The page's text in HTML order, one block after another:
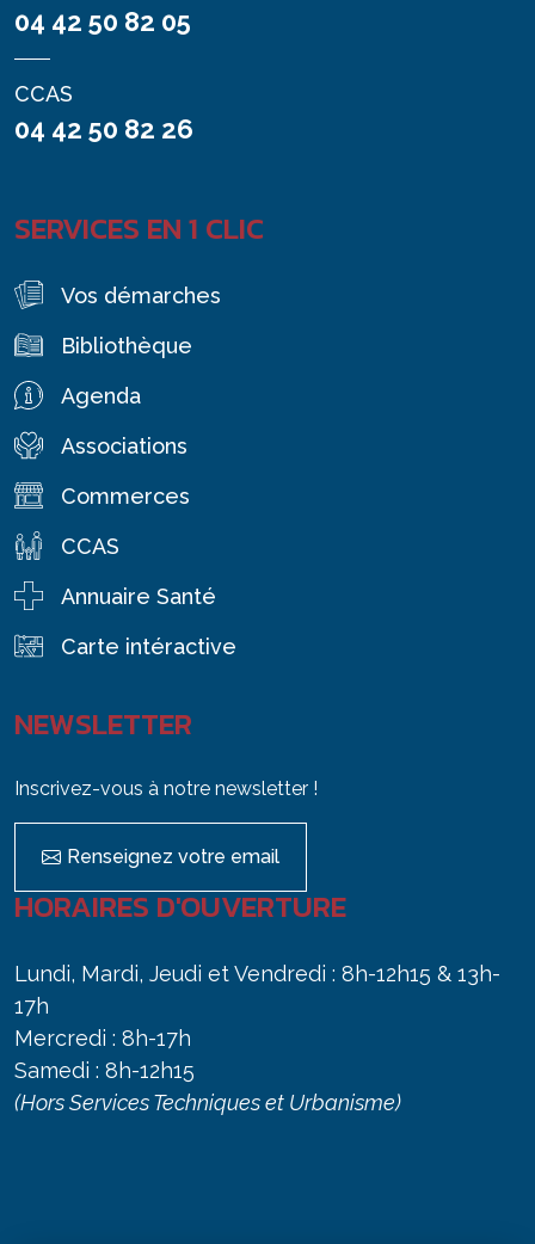
04 42 50 82 05
CCAS
04 42 50 82 26
SERVICES EN 1 CLIC
Vos démarches
Bibliothèque
Agenda
Associations
Commerces
CCAS
Annuaire Santé
Carte intéractive
NEWSLETTER
Inscrivez-vous à notre newsletter !
Renseignez votre email
HORAIRES D'OUVERTURE
Lundi, Mardi, Jeudi et Vendredi : 8h-12h15 & 13h-
17h
Mercredi : 8h-17h
Samedi : 8h-12h15
(Hors Services Techniques et Urbanisme)